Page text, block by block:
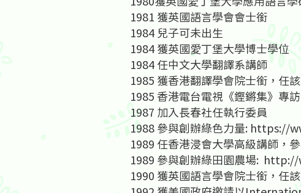
1981 獲英國語言學會會士銜
1984 兒子可未出生
1984 獲英國愛丁堡大學博士學位
1984 任中文大學翻譯系講師
1985 獲香港翻譯學會院士銜，任
1985 香港電台電視《鏗鏘集》專
1987 加入長春社任執行委員
1988 參與創辦綠色力量: https://
1989 任香港浸會大學高級講師，
1989 參與創辦綠田園農場: http://
1990 獲英國語言學會院士銜，任